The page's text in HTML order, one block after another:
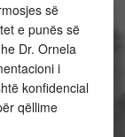
së
e punës së
Dr. Ornela
i
konfidencial
qëllime